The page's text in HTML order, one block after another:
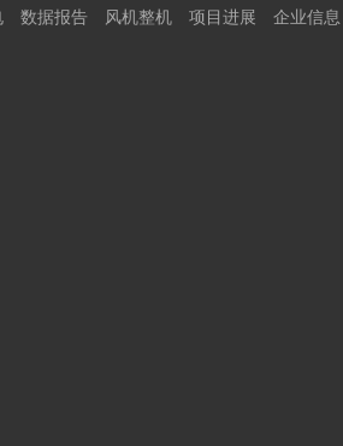
数据报告 风机整机 项目进展 企业信息